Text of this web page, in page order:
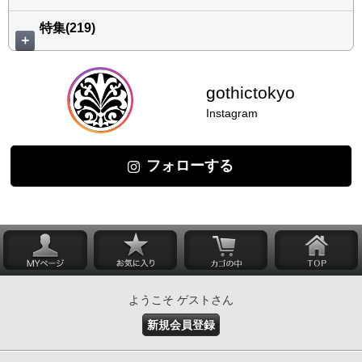
＋
特集(219)
gothictokyo
Instagram
フォローする
ようこそ ゲストさん
新規会員登録